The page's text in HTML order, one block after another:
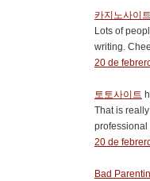
카지노사이트
Lots of
writing.
20 de
토토사이트
That is
professional
20 de
Bad